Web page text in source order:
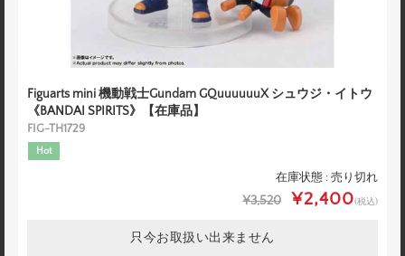
Figuarts mini 機動戦士Gundam GQuuuuuuX シュウジ・イトウ
《BANDAI SPIRITS》【在庫品】
FIG-TH1729
Hot
在庫状態 : 売り切れ
¥3,520 ¥2,400(税込)
只今お取扱い出来ません